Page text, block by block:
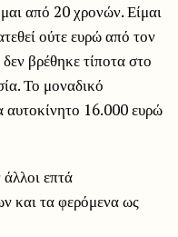
από 20 χρονών. Είμαι
ούτε ευρώ από τον
βρέθηκε τίποτα στο
Το μοναδικό
αυτοκίνητο 16.000 ευρώ
επτά
και τα φερόμενα ως